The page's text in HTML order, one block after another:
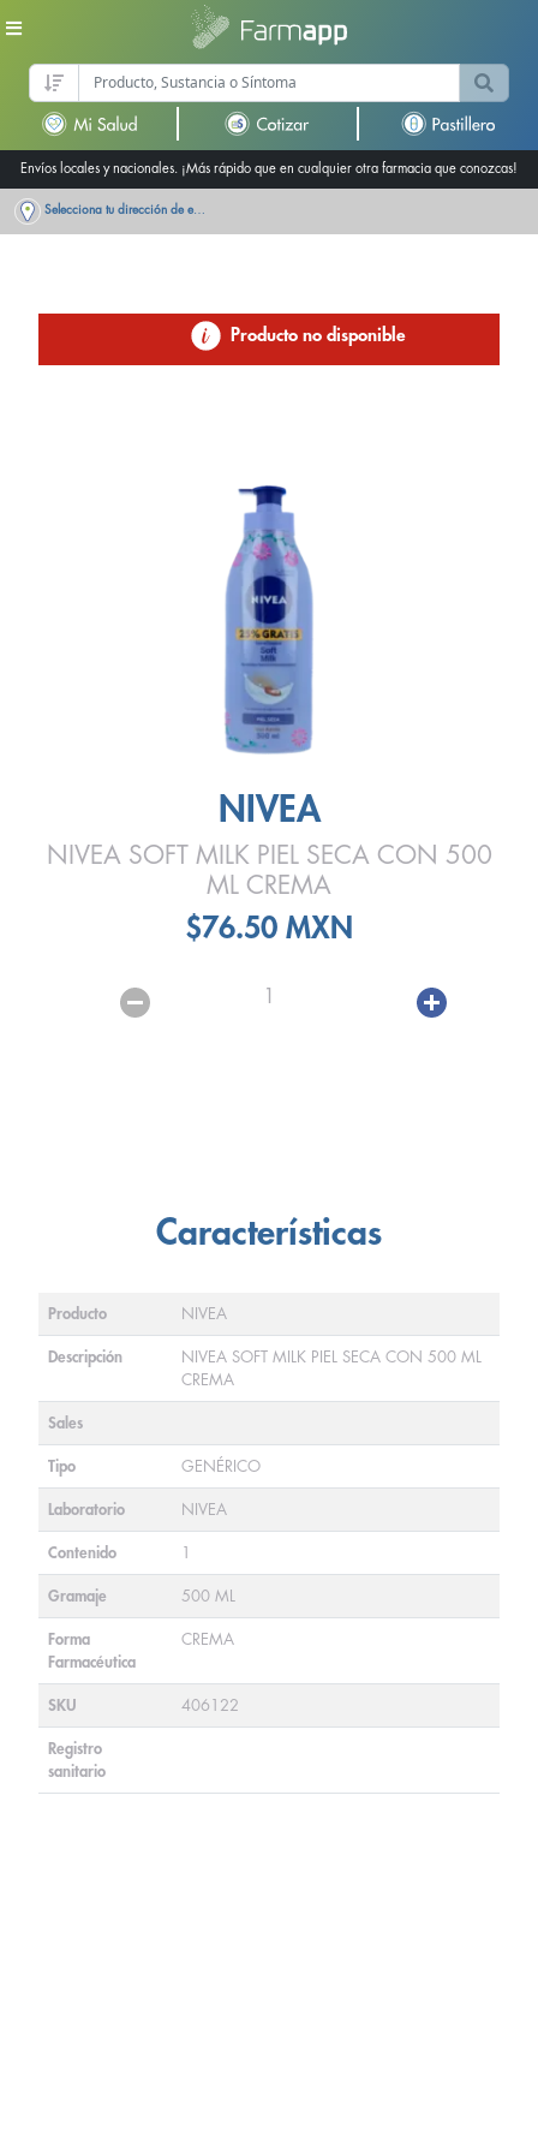
Envíos locales y nacionales. ¡Más rápido que en cualquier otra farmacia que conozcas!
Selecciona tu dirección de entrega
Producto no disponible
NIVEA
NIVEA SOFT MILK PIEL SECA CON 500
ML CREMA
$76.50 MXN
1
Características
Producto NIVEA
Descripción
NIVEA SOFT MILK PIEL SECA CON 500 ML
CREMA
Sales
Tipo GENÉRICO
Laboratorio NIVEA
Contenido 1
Gramaje 500 ML
Forma
Farmacéutica
CREMA
SKU 406122
Registro
sanitario